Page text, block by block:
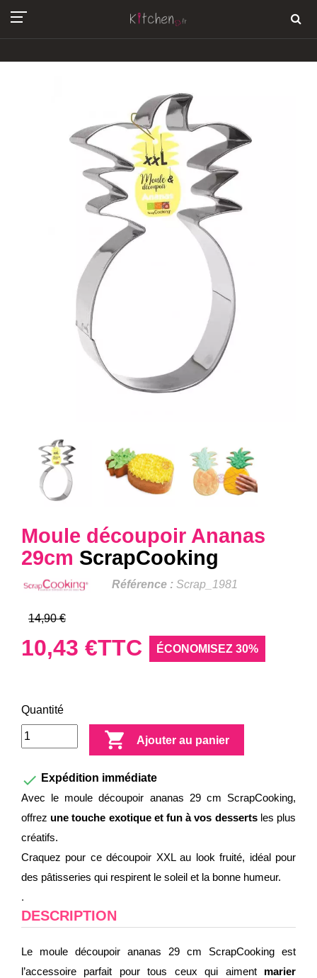
Moule découpoir Ananas
29cm ScrapCooking
Référence : Scrap_1981
14,90 €
10,43 €TTC ÉCONOMISEZ 30%
Quantité
 Ajouter au panier
 Expédition immédiate
Avec le moule découpoir ananas 29 cm ScrapCooking,
offrez une touche exotique et fun à vos dessertsles plus
créatifs.
Craquez pour ce découpoir XXL au look fruité, idéal pour
des pâtisseries qui respirent le soleil et la bonne humeur.
.
DESCRIPTION
Le moule découpoir ananas 29 cm ScrapCooking est
l’accessoire parfait pour tous ceux qui aiment marier